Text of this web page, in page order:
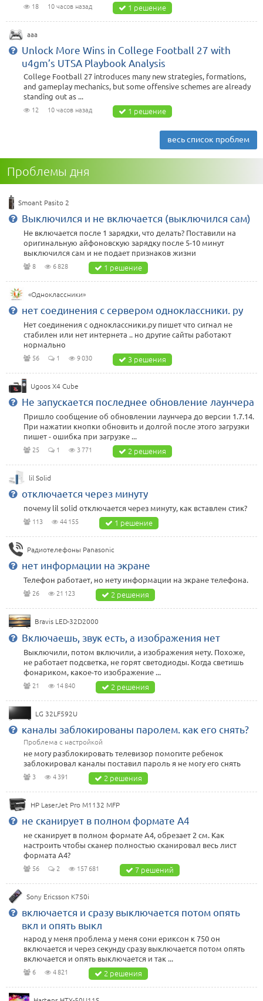
18 10 часов назад 1 решение
aaa
Unlock More Wins in College Football 27 with
u4gm’s UTSA Playbook Analysis
College Football 27 introduces many new strategies, formations,
and gameplay mechanics, but some offensive schemes are already
standing out as ...
12 10 часов назад 1 решение
весь список проблем
Проблемы дня
Smoant Pasito 2
Выключился и не включается (выключился сам)
Не включается после 1 зарядки, что делать? Поставили на
оригинальную айфоновскую зарядку после 5-10 минут
выключился сам и не подает признаков жизни
8 6 828 1 решение
«Одноклассники»
нет соединения с сервером одноклассники. ру
Нет соединения с одноклассники.ру пишет что сигнал не
стабилен или нет интернета .. но другие сайты работают
нормально
56 1 9 030 3 решения
Ugoos X4 Cube
Не запускается последнее обновление лаунчера
Пришло сообщение об обновлении лаунчера до версии 1.7.14.
При нажатии кнопки обновить и долгой после этого загрузки
пишет - ошибка при загрузке ...
25 1 3 771 2 решения
lil Solid
отключается через минуту
почему lil solid отключается через минуту, как вставлен стик?
113 44 155 1 решение
Радиотелефоны Panasonic
нет информации на экране
Телефон работает, но нету информации на экране телефона.
26 21 123 2 решения
Bravis LED-32D2000
Включаешь, звук есть, а изображения нет
Выключили, потом включили, а изображения нету. Похоже,
не работает подсветка, не горят светодиоды. Когда светишь
фонариком, какое-то изображение ...
21 14 840 2 решения
LG 32LF592U
каналы заблокированы паролем. как его снять?
Проблема с настройкой
не могу разблокировать телевизор помогите ребенок
заблокировал каналы поставил пароль я не могу его снять
3 4 391 2 решения
HP LaserJet Pro M1132 MFP
не сканирует в полном формате А4
не сканирует в полном формате А4, обрезает 2 см. Как
настроить чтобы сканер полностью сканировал весь лист
формата А4?
56 2 157 681 7 решений
Sony Ericsson K750i
включается и сразу выключается потом опять
вкл и опять выкл
народ у меня проблема у меня сони ериксон к 750 он
включается и через секунду сразу выключается потом опять
включается и опять выключается и так ...
6 4 821 2 решения